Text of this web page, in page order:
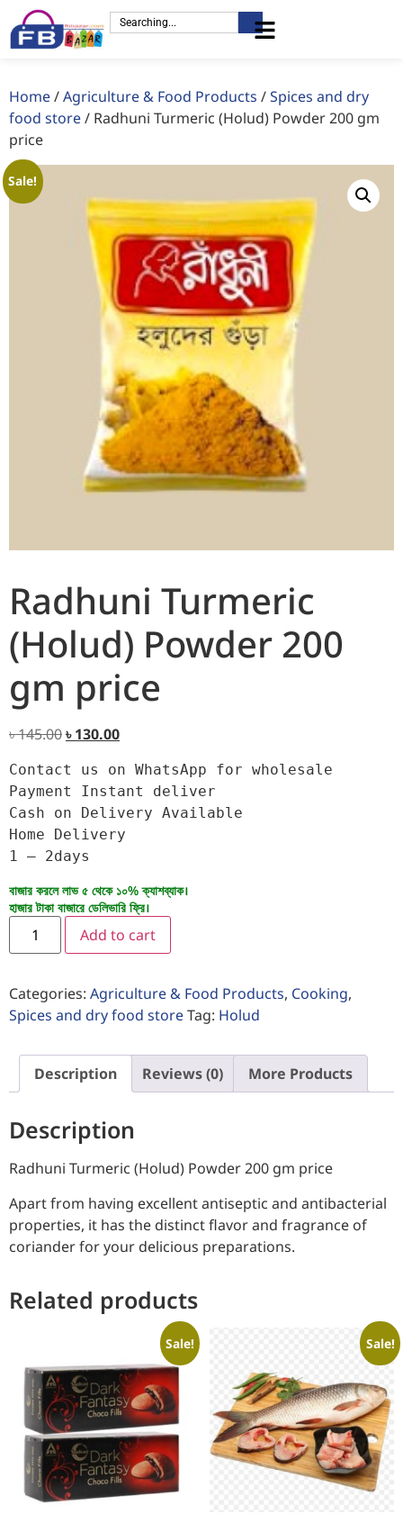
Home/Agriculture & Food Products /Spices and dry
food store/ Radhuni Turmeric (Holud) Powder 200 gm
price
Sale!
Radhuni Turmeric
(Holud) Powder 200
gm price
৳145.00৳130.00
Contact us on WhatsApp for wholesale
Payment Instant deliver
Cash on Delivery Available
Home Delivery
1 – 2days
বাজার করলে লাভ ৫ থেকে ১০% ক্যাশব্যাক।
হাজার টাকা বাজারে ডেলিভারি ফ্রি।
Add to cart
Categories: Agriculture & Food Products, Cooking,
Spices and dry food storeTag: Holud
Description Reviews (0) More Products
Description
Radhuni Turmeric (Holud) Powder 200 gm price
Apart from having excellent antiseptic and antibacterial
properties, it has the distinct flavor and fragrance of
coriander for your delicious preparations.
Related products
Sale! Sale!